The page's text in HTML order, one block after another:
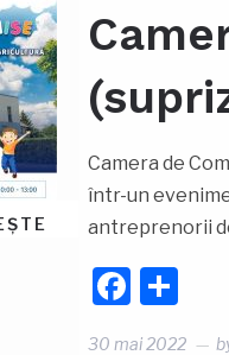
Camera de
într-un
antreprenorii
30 mai 2022